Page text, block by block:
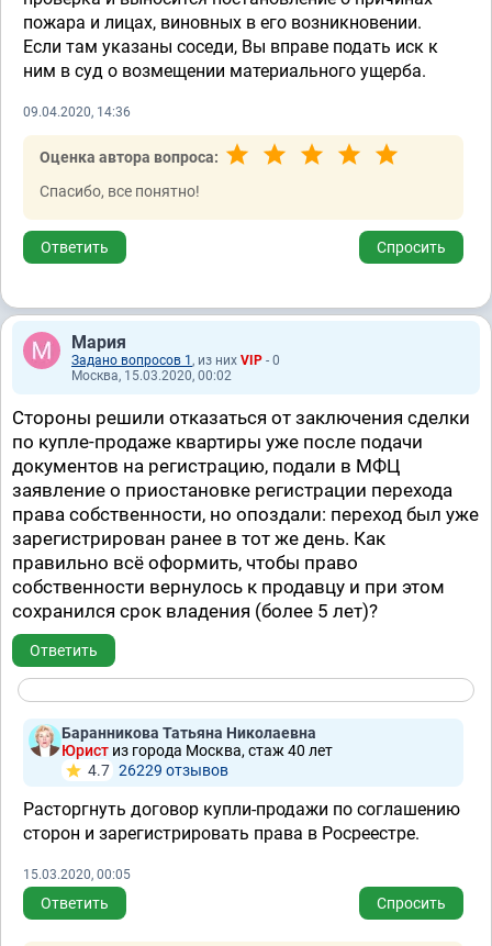
пожара и лицах, виновных в его возникновении.
Если там указаны соседи, Вы вправе подать иск к
ним в суд о возмещении материального ущерба.
09.04.2020, 14:36
Оценка автора вопроса:
Спасибо, все понятно!
Ответить Спросить
Мария
Задано вопросов 1 , из них VIP - 0
Москва, 15.03.2020, 00:02
Стороны решили отказаться от заключения сделки
по купле-продаже квартиры уже после подачи
документов на регистрацию, подали в МФЦ
заявление о приостановке регистрации перехода
права собственности, но опоздали: переход был уже
зарегистрирован ранее в тот же день. Как
правильно всё оформить, чтобы право
собственности вернулось к продавцу и при этом
сохранился срок владения (более 5 лет)?
Ответить
Баранникова Татьяна Николаевна
Юрист из города Москва, стаж 40 лет
4.7 26229 отзывов
Расторгнуть договор купли-продажи по соглашению
сторон и зарегистрировать права в Росреестре.
15.03.2020, 00:05
Ответить Спросить